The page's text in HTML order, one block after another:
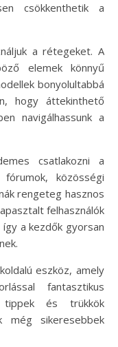
csökkenthetik a
a rétegeket. A
elemek könnyű
bonyolultabbá
hogy áttekinthető
navigálhassunk a
csatlakozni a
közösségi
rengeteg hasznos
felhasználók
a kezdők gyorsan
eszköz, amely
fantasztikus
és trükkök
még sikeresebbek